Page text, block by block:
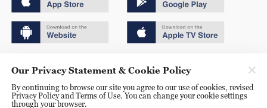
京ICP备20000184号
京公网安备 11010502050052号
Our Privacy Statement & Cookie Policy
By continuing to browse our site you agree to our use of cookies, revised
Privacy Policy and Terms of Use. You can change your cookie settings
through your browser.